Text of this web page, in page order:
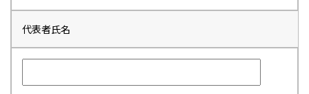
代表者氏名